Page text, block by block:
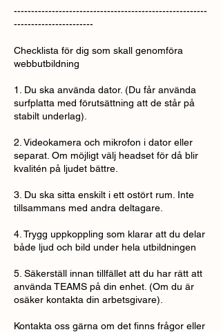
--------------------------------------------------------
-----------------------
Checklista för dig som skall genomföra
webbutbildning
1. Du ska använda dator. (Du får använda
surfplatta med förutsättning att de står på
stabilt underlag).
2. Videokamera och mikrofon i dator eller
separat. Om möjligt välj headset för då blir
kvalitén på ljudet bättre.
3. Du ska sitta enskilt i ett ostört rum. Inte
tillsammans med andra deltagare.
4. Trygg uppkoppling som klarar att du delar
både ljud och bild under hela utbildningen
5. Säkerställ innan tillfället att du har rätt att
använda TEAMS på din enhet. (Om du är
osäker kontakta din arbetsgivare).
Kontakta oss gärna om det finns frågor eller